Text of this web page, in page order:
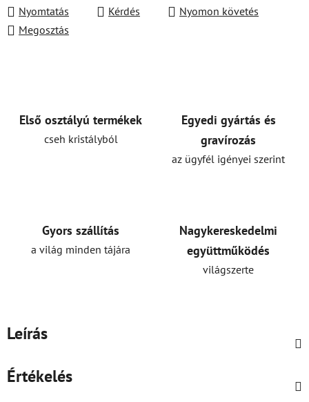
Nyomtatás Kérdés
Nyomon követés
Megosztás
Első osztályú termékek
cseh kristályból
Egyedi gyártás és
gravírozás
az ügyfél igényei szerint
Gyors szállítás
a világ minden tájára
Nagykereskedelmi
együttműködés
világszerte
Leírás
Értékelés